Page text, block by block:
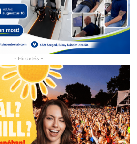
- Hirdetés -